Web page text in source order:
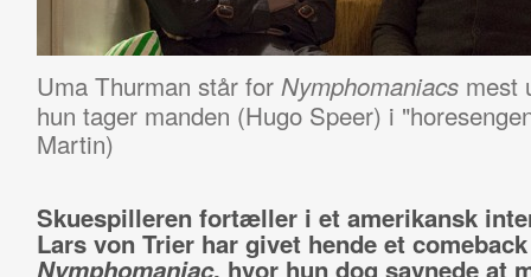
Uma Thurman står forNymphomaniacs mest
hun tager manden (Hugo Speer) i
Martin)
Skuespilleren fortæller i et amerikansk
Lars von Trier har givet hende et
Nymphomaniac, hvor hun dog savnede at